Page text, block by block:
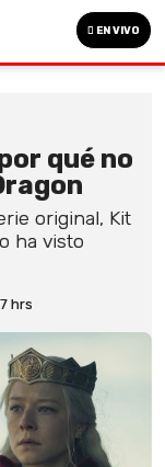
EN VIVO
qué no
original, Kit
ha visto
hrs